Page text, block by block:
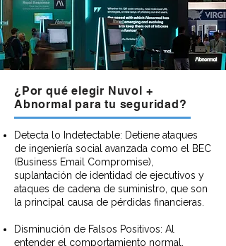
¿Por qué elegir Nuvol +
Abnormal para tu seguridad?
Detecta lo Indetectable: Detiene ataques
de ingeniería social avanzada como el BEC
(Business Email Compromise),
suplantación de identidad de ejecutivos y
ataques de cadena de suministro, que son
la principal causa de pérdidas financieras.
Disminución de Falsos Positivos: Al
entender el comportamiento normal,